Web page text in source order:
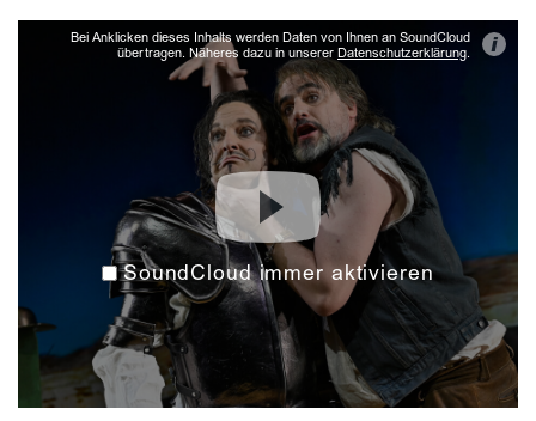
Bei Anklicken dieses Inhalts werden Daten von Ihnen an SoundCloud
übertragen. Näheres dazu in unserer Datenschutzerklärung. i
SoundCloud immer aktivieren